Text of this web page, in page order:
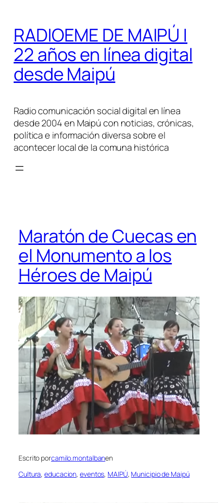
contenido
RADIOEME DE MAIPÚ |
22 años en línea digital
desde Maipú
Radio comunicación social digital en línea
desde 2004 en Maipú con noticias, crónicas,
política e información diversa sobre el
acontecer local de la comuna histórica
Maratón de Cuecas en
el Monumento a los
Héroes de Maipú
Escrito porcamilo.montalbanen
Cultura, educacion, eventos, MAIPÚ, Municipio de Maipú